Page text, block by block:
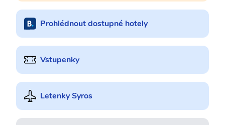
Prohlédnout dostupné hotely
Vstupenky
Letenky Syros